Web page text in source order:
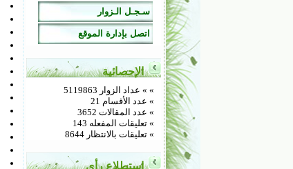
سـجـل الـزوار
اتصل بإدارة الموقع
الإحصائية
» » عداد الزوار 5119863
» عدد الأقسام 21
» عدد المقالات 3652
» تعليقات المفعله 143
» تعليقات بالانتظار 8644
استطلاع رأي